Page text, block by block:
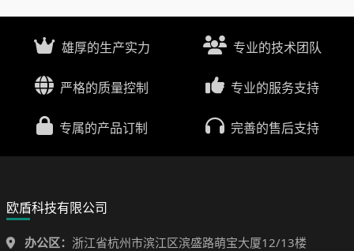
雄厚的生产实力 专业的技术团队
严格的质量控制 专业的服务支持
专属的产品订制 完善的售后支持
欧盾科技有限公司
办公区： 浙江省杭州市滨江区滨盛路萌宝大厦12/13楼